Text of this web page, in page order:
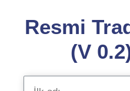
Resmi
(V